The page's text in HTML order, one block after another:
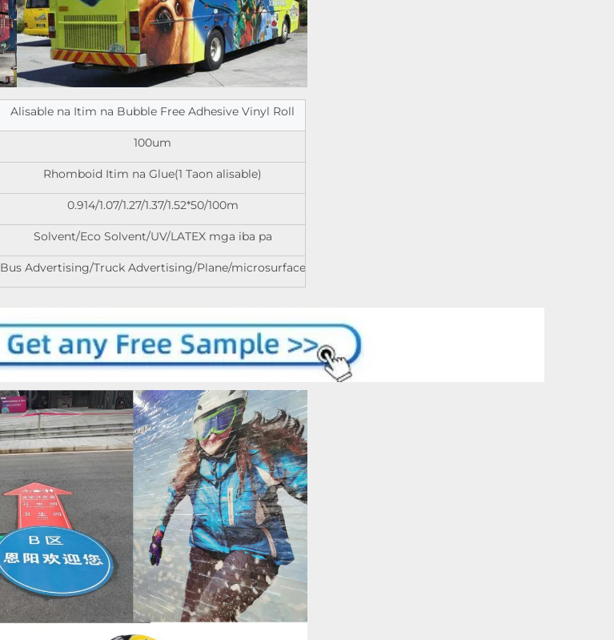
Alisable na Itim na Bubble Free Adhesive Vinyl Roll
100um
Rhomboid Itim na Glue(1 Taon alisable)
0.914/1.07/1.27/1.37/1.52*50/100m
Solvent/Eco Solvent/UV/LATEX mga iba pa
Bus Advertising/Truck Advertising/Plane/microsurface